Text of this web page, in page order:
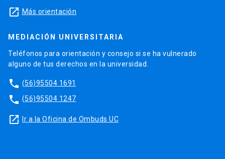
launch Más orientación
MEDIACIÓN UNIVERSITARIA
Teléfonos para orientación y consejo si se ha vulnerado
alguno de tus derechos en la universidad.
phone (56)95504 1691
phone (56)95504 1247
launch Ir a la Oficina de Ombuds UC